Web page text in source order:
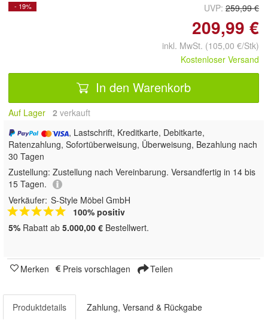
- 19% UVP: 259,99 €
209,99 €
inkl. MwSt. (105,00 €/Stk)
Kostenloser Versand
In den Warenkorb
Auf Lager 2 verkauft
, Lastschrift, Kreditkarte, Debitkarte,
Ratenzahlung, Sofortüberweisung, Überweisung, Bezahlung nach
30 Tagen
Zustellung: Zustellung nach Vereinbarung. Versandfertig in 14 bis
15 Tagen.
Verkäufer: S-Style Möbel GmbH
100% positiv
5% Rabatt ab 5.000,00 € Bestellwert.
Merken Preis vorschlagen Teilen
Produktdetails Zahlung, Versand & Rückgabe